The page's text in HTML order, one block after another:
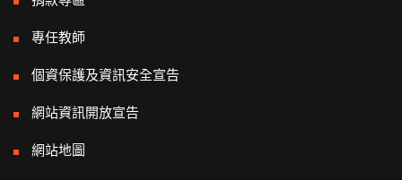
專任教師
個資保護及資訊安全宣告
網站資訊開放宣告
網站地圖